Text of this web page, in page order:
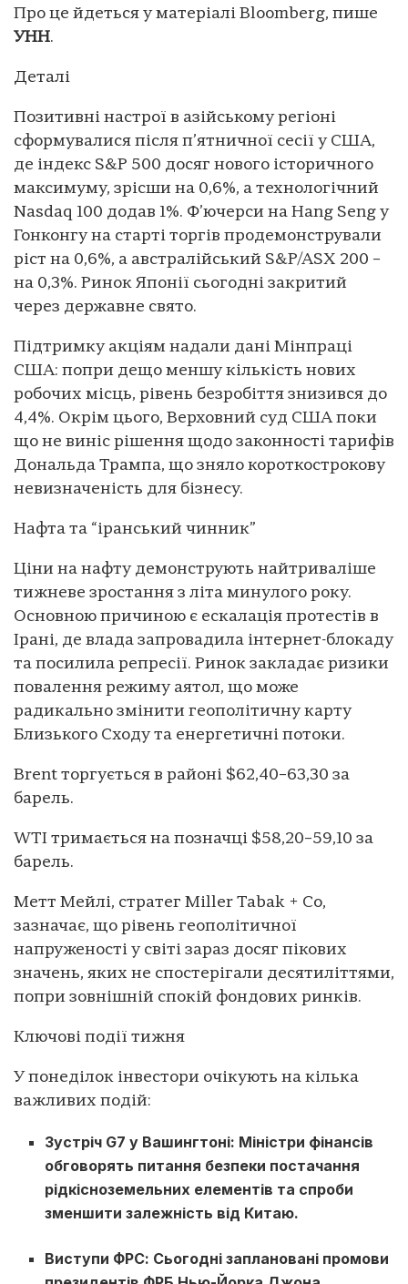
Про це йдеться у матеріалі Bloomberg, пише
УНН.
Деталі
Позитивні настрої в азійському регіоні
сформувалися після п’ятничної сесії у США,
де індекс S&P 500 досяг нового історичного
максимуму, зрісши на 0,6%, а технологічний
Nasdaq 100 додав 1%. Ф’ючерси на Hang Seng у
Гонконгу на старті торгів продемонстрували
ріст на 0,6%, а австралійський S&P/ASX 200 –
на 0,3%. Ринок Японії сьогодні закритий
через державне свято.
Підтримку акціям надали дані Мінпраці
США: попри дещо меншу кількість нових
робочих місць, рівень безробіття знизився до
4,4%. Окрім цього, Верховний суд США поки
що не виніс рішення щодо законності тарифів
Дональда Трампа, що зняло короткострокову
невизначеність для бізнесу.
Нафта та “іранський чинник”
Ціни на нафту демонструють найтриваліше
тижневе зростання з літа минулого року.
Основною причиною є ескалація протестів в
Ірані, де влада запровадила інтернет-блокаду
та посилила репресії. Ринок закладає ризики
повалення режиму аятол, що може
радикально змінити геополітичну карту
Близького Сходу та енергетичні потоки.
Brent торгується в районі $62,40–63,30 за
барель.
WTI тримається на позначці $58,20–59,10 за
барель.
Метт Мейлі, стратег Miller Tabak + Co,
зазначає, що рівень геополітичної
напруженості у світі зараз досяг пікових
значень, яких не спостерігали десятиліттями,
попри зовнішній спокій фондових ринків.
Ключові події тижня
У понеділок інвестори очікують на кілька
важливих подій:
Зустріч G7 у Вашингтоні: Міністри фінансів
обговорять питання безпеки постачання
рідкісноземельних елементів та спроби
зменшити залежність від Китаю.
Виступи ФРС: Сьогодні заплановані промови